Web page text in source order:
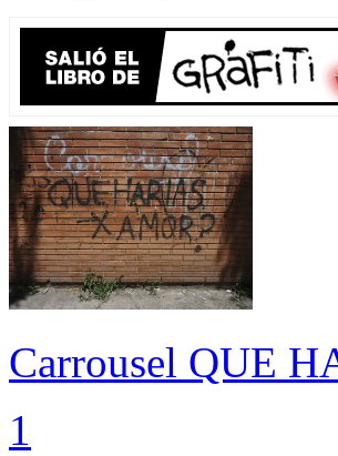
Carrousel QUE
1